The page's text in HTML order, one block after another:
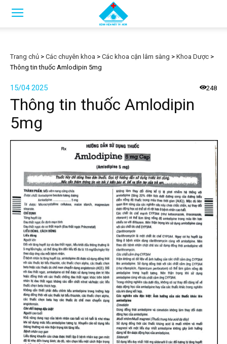
Trang chủ > Các chuyên khoa > Các khoa cận lâm sàng > Khoa Dược >
Thông tin thuốc Amlodipin 5mg
15/04 2025 248
Thông tin thuốc Amlodipin
5mg